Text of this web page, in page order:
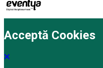
Acceptă Cookies